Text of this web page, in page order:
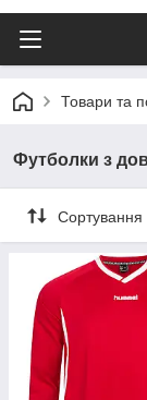
Товари та
Футболки з
Сортування